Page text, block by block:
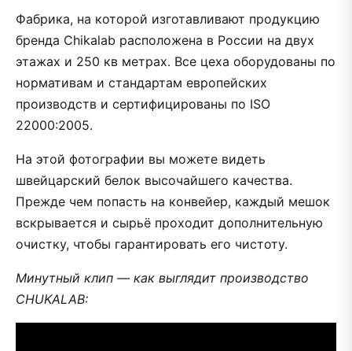
Фабрика, на которой изготавливают продукцию
бренда Chikalab расположена в России на двух
этажах и 250 кв метрах. Все цеха оборудованы по
нормативам и стандартам европейских
производств и сертифицированы по ISO
22000:2005.
На этой фотографии вы можете видеть
швейцарский белок высочайшего качества.
Прежде чем попасть на конвейер, каждый мешок
вскрывается и сырьё проходит дополнительную
очистку, чтобы гарантировать его чистоту.
Минутный клип — как выглядит производство
CHUKALAB: